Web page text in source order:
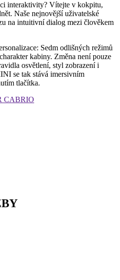
interaktivity? Vítejte v kokpitu,
Naše nejnovější uživatelské
na intuitivní dialog mezi člověkem
Sedm odlišných režimů
kabiny. Změna není pouze
osvětlení, styl zobrazení i
se tak stává imersivním
tlačítka.
CABRIO